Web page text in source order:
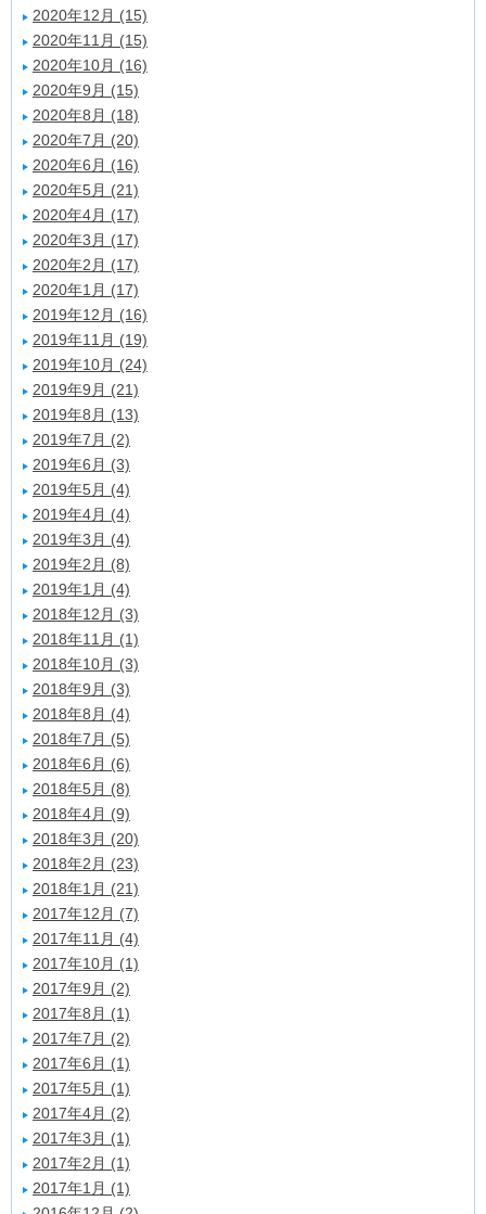
2020年12月 (15)
2020年11月 (15)
2020年10月 (16)
2020年9月 (15)
2020年8月 (18)
2020年7月 (20)
2020年6月 (16)
2020年5月 (21)
2020年4月 (17)
2020年3月 (17)
2020年2月 (17)
2020年1月 (17)
2019年12月 (16)
2019年11月 (19)
2019年10月 (24)
2019年9月 (21)
2019年8月 (13)
2019年7月 (2)
2019年6月 (3)
2019年5月 (4)
2019年4月 (4)
2019年3月 (4)
2019年2月 (8)
2019年1月 (4)
2018年12月 (3)
2018年11月 (1)
2018年10月 (3)
2018年9月 (3)
2018年8月 (4)
2018年7月 (5)
2018年6月 (6)
2018年5月 (8)
2018年4月 (9)
2018年3月 (20)
2018年2月 (23)
2018年1月 (21)
2017年12月 (7)
2017年11月 (4)
2017年10月 (1)
2017年9月 (2)
2017年8月 (1)
2017年7月 (2)
2017年6月 (1)
2017年5月 (1)
2017年4月 (2)
2017年3月 (1)
2017年2月 (1)
2017年1月 (1)